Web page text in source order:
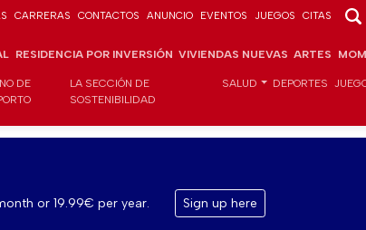
CARRERAS CONTACTOS ANUNCIO EVENTOS JUEGOS CITAS
RESIDENCIA POR INVERSIÓN VIVIENDAS NUEVAS ARTES
DE
LA SECCIÓN DE
SOSTENIBILIDAD
SALUD DEPORTES
or 19.99€ per year. Sign up here